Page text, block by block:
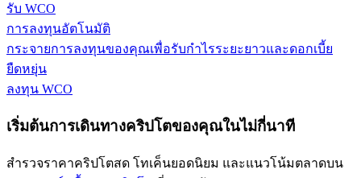
ได้รับ
รับ WCO
การลงทุนอัตโนมัติ
กระจายการลงทุนของคุณเพื่อรับกำไรระยะยาวและดอกเบี้ย
ยืดหยุ่น
ลงทุน WCO
เริ่มต้นการเดินทางคริปโตของคุณในไม่กี่นาที
สำรวจราคาคริปโตสด โทเค็นยอดนิยม และแนวโน้มตลาดบน